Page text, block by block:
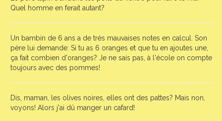
Quel homme en ferait autant?
Un bambin de 6 ans a de très mauvaises notes en calcul. Son
père lui demande: Si tu as 6 oranges et que tu en ajoutes une,
ça fait combien d'oranges? Je ne sais pas, à l'école on compte
toujours avec des pommes!
Dis, maman, les olives noires, elles ont des pattes? Mais non,
voyons! Alors j'ai dû manger un cafard!